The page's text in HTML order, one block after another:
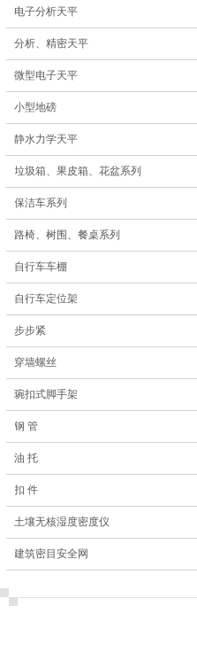
电子分析天平
分析、精密天平
微型电子天平
小型地磅
静水力学天平
垃圾箱、果皮箱、花盆系列
保洁车系列
路椅、树围、餐桌系列
自行车车棚
自行车定位架
步步紧
穿墙螺丝
琬扣式脚手架
钢 管
油 托
扣 件
土壤无核湿度密度仪
建筑密目安全网